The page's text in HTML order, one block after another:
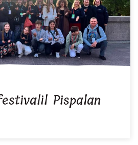
Pispalan